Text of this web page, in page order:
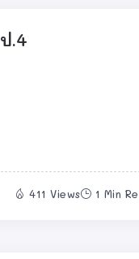
.4
411 Views 1 Min